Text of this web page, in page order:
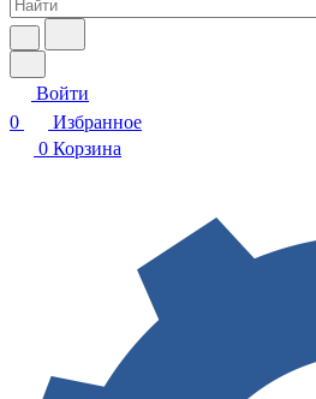
Войти
0
Избранное
0 Корзина